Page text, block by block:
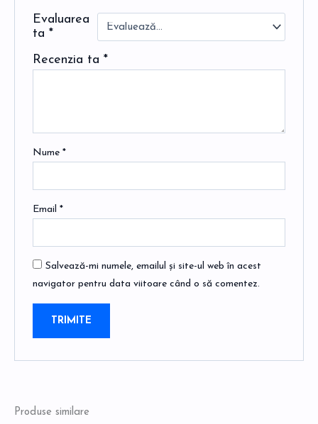
Evaluarea
ta*
Recenzia ta*
Nume*
Email*
Salvează-mi numele, emailul și site-ul web în acest
navigator pentru data viitoare când o să comentez.
Produse similare